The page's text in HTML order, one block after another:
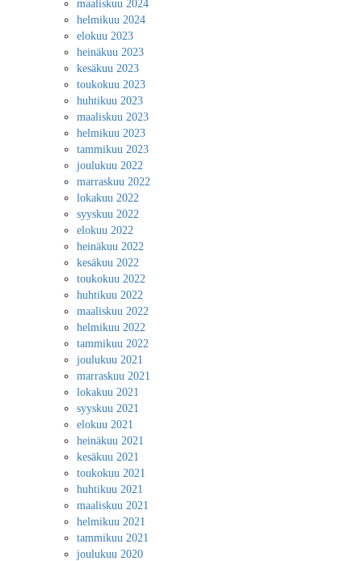
maaliskuu 2024
helmikuu 2024
elokuu 2023
heinäkuu 2023
kesäkuu 2023
toukokuu 2023
huhtikuu 2023
maaliskuu 2023
helmikuu 2023
tammikuu 2023
joulukuu 2022
marraskuu 2022
lokakuu 2022
syyskuu 2022
elokuu 2022
heinäkuu 2022
kesäkuu 2022
toukokuu 2022
huhtikuu 2022
maaliskuu 2022
helmikuu 2022
tammikuu 2022
joulukuu 2021
marraskuu 2021
lokakuu 2021
syyskuu 2021
elokuu 2021
heinäkuu 2021
kesäkuu 2021
toukokuu 2021
huhtikuu 2021
maaliskuu 2021
helmikuu 2021
tammikuu 2021
joulukuu 2020